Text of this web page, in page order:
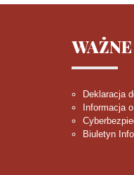
WAŻNE
Deklaracja
Informacja
Biuletyn